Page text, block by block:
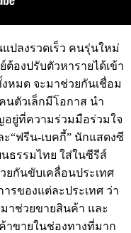
ปลงรวดเร็ว คนรุ่นใหม่
องปรับตัวหารายได้เข้า
หมด จะมาช่วยกันเชื่อม
ตัวเล็กมีโอกาส นำ
ยู่ที่ความร่วมมือร่วมใจ
“ฟรีน-เบคกี้” นักแสดงซี
รรมไทย ใส่ในซีรีส์
ยกันขับเคลื่อนประเทศ
รของแต่ละประเทศ ว่า
าช่วยขายสินค้า และ
าขายในช่องทางที่มาก